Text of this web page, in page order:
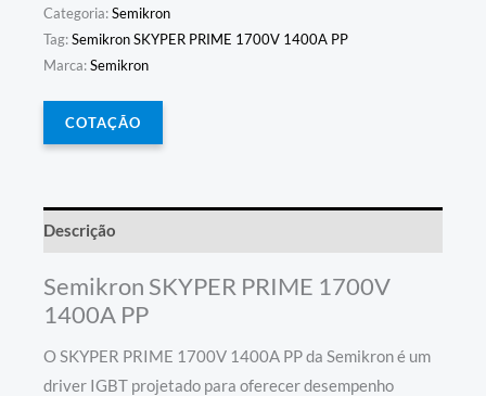
Categoria:Semikron
Tag:Semikron SKYPER PRIME 1700V 1400A PP
Marca:Semikron
COTAÇÃO
Descrição
Semikron SKYPER PRIME 1700V
1400A PP
O SKYPER PRIME 1700V 1400A PP da Semikron é um
driver IGBT projetado para oferecer desempenho